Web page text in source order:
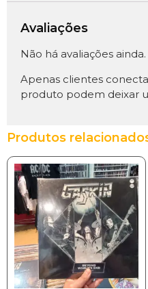
Avaliações
Não há avaliações ainda.
Apenas clientes
produto podem deixar
Produtos